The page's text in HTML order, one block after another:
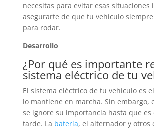
necesitas para evitar esas situaciones
asegurarte de que tu vehículo
para rodar.
Desarrollo
¿Por qué es importante
sistema eléctrico de tu
El sistema eléctrico de tu vehículo es
lo mantiene en marcha. Sin embargo,
se ignore su importancia hasta que es
tarde. La batería, el alternador y otros